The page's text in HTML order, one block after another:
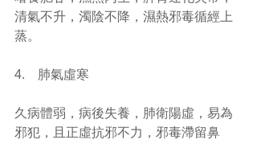
清氣不升，濁陰不降，濕熱邪毒循經上
蒸。
4.    肺氣虛寒
久病體弱，病後失養，肺衛陽虛，易為
邪犯，且正虛抗邪不力，邪毒滯留鼻